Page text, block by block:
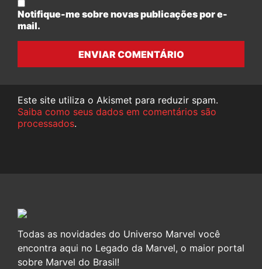
Notifique-me sobre novas publicações por e-
mail.
ENVIAR COMENTÁRIO
Este site utiliza o Akismet para reduzir spam.
Saiba como seus dados em comentários são
processados.
Todas as novidades do Universo Marvel você
encontra aqui no Legado da Marvel, o maior portal
sobre Marvel do Brasil!